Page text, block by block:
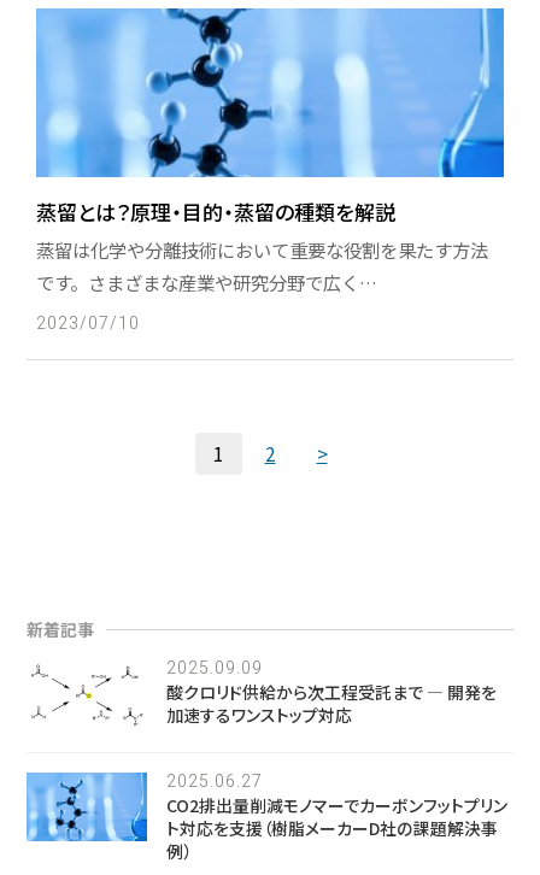
蒸留とは？原理・目的・蒸留の種類を解説
蒸留は化学や分離技術において重要な役割を果たす方法
です。さまざまな産業や研究分野で広く…
2023/07/10
1 2 >
新着記事
2025.09.09
酸クロリド供給から次工程受託まで ― 開発を
加速するワンストップ対応
2025.06.27
CO2排出量削減モノマーでカーボンフットプリン
ト対応を支援（樹脂メーカーD社の課題解決事
例）